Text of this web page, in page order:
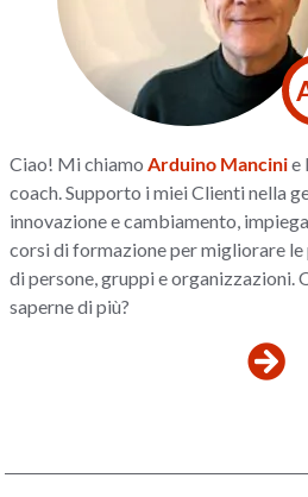
Ciao! Mi chiamoArduino Mancinie
coach. Supporto i miei Clienti nella
innovazione e cambiamento,
corsi di formazione per migliorare
di persone, gruppi e organizzazioni.
saperne di più?